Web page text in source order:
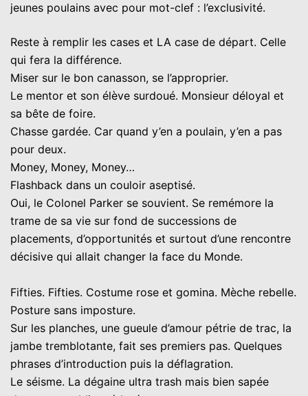
jeunes poulains avec pour mot-clef : l’exclusivité.
Reste à remplir les cases et LA case de départ. Celle
qui fera la différence.
Miser sur le bon canasson, se l’approprier.
Le mentor et son élève surdoué. Monsieur déloyal et
sa bête de foire.
Chasse gardée. Car quand y’en a poulain, y’en a pas
pour deux.
Money, Money, Money…
Flashback dans un couloir aseptisé.
Oui, le Colonel Parker se souvient. Se remémore la
trame de sa vie sur fond de successions de
placements, d’opportunités et surtout d’une rencontre
décisive qui allait changer la face du Monde.
Fifties. Fifties. Costume rose et gomina. Mèche rebelle.
Posture sans imposture.
Sur les planches, une gueule d’amour pétrie de trac, la
jambe tremblotante, fait ses premiers pas. Quelques
phrases d’introduction puis la déflagration.
Le séisme. La dégaine ultra trash mais bien sapée